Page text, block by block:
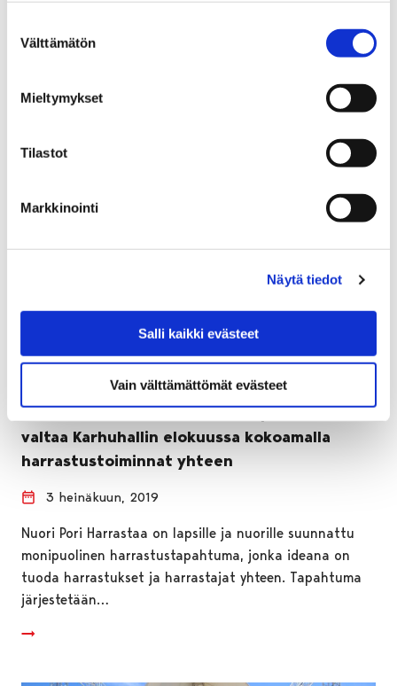
valinta
Välttämätön
Mieltymykset
Tilastot
Markkinointi
Näytä tiedot
Salli kaikki evästeet
Vain välttämättömät evästeet
ympäristöntutkimuskeskusta sekä Isolinnankadulla
Satakunnan suurin harrastustapahtuma
valtaa Karhuhallin elokuussa kokoamalla
harrastustoiminnat yhteen
3 heinäkuun, 2019
Nuori Pori Harrastaa on lapsille ja nuorille suunnattu
monipuolinen harrastustapahtuma, jonka ideana on
tuoda harrastukset ja harrastajat yhteen. Tapahtuma
järjestetään…